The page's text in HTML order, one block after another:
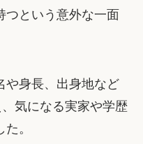
つという意外な一面
や身長、出身地など
気になる実家や学歴
。